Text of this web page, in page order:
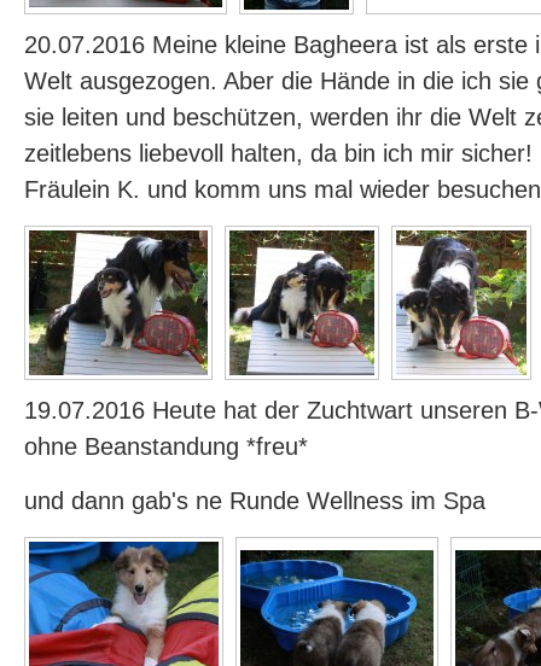
20.07.2016 Meine kleine Bagheera ist als erste
Welt ausgezogen. Aber die Hände in die ich sie
sie leiten und beschützen, werden ihr die Welt
zeitlebens liebevoll halten, da bin ich mir
Fräulein K. und komm uns mal wieder
19.07.2016 Heute hat der Zuchtwart unseren
ohne Beanstandung *freu*
und dann gab's ne Runde Wellness im Spa